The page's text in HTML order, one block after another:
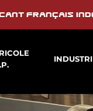
français